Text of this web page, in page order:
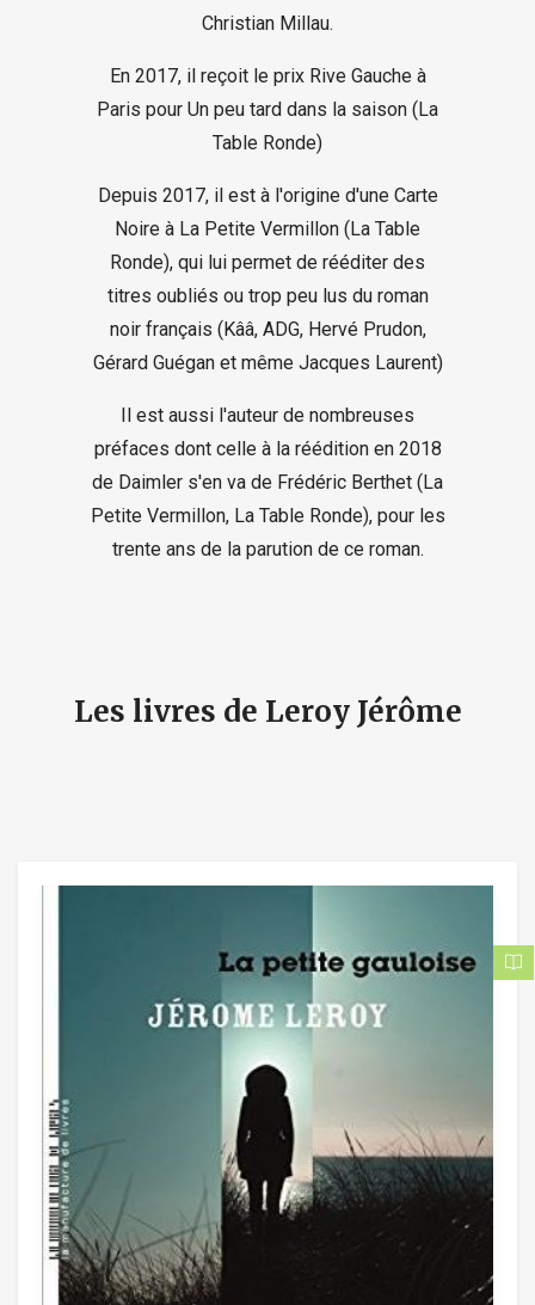
Christian Millau.
En 2017, il reçoit le prix Rive Gauche à
Paris pour Un peu tard dans la saison (La
Table Ronde)
Depuis 2017, il est à l'origine d'une Carte
Noire à La Petite Vermillon (La Table
Ronde), qui lui permet de rééditer des
titres oubliés ou trop peu lus du roman
noir français (Kââ, ADG, Hervé Prudon,
Gérard Guégan et même Jacques Laurent)
Il est aussi l'auteur de nombreuses
préfaces dont celle à la réédition en 2018
de Daimler s'en va de Frédéric Berthet (La
Petite Vermillon, La Table Ronde), pour les
trente ans de la parution de ce roman.
Les livres de Leroy Jérôme